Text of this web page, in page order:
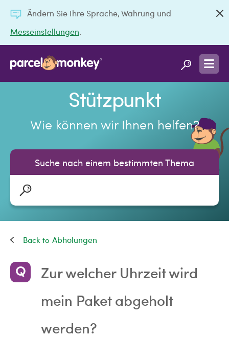
Ändern Sie Ihre Sprache, Währung und
Messeinstellungen
Stützpunkt
Wie können wir Ihnen helfen?
Suche nach einem bestimmten Thema
Abholungen
Zur welcher Uhrzeit wird
mein Paket abgeholt
werden?